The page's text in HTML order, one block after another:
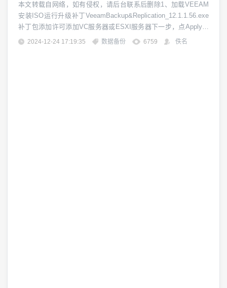
本文转载自网络，如有侵权，请后台联系后删除1、加载VEEAM
安装ISO运行升级补丁VeeamBackup&Replication_12.1.1.56.exe
补丁包添加许可添加VC服务器或ESXI服务器下一步，点Apply，
点Finish结束添加备份任务"出于存档目的将某些完整备份保留更
2024-12-24 17:19:35 数据备份 6759 佚名